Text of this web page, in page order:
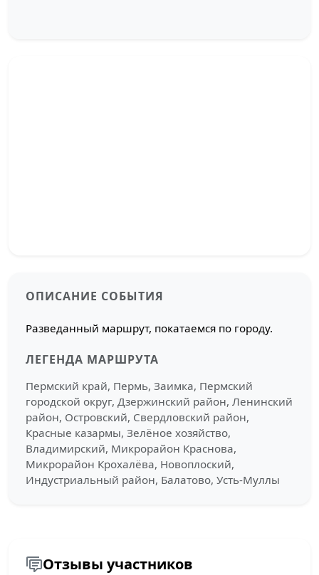
ОПИСАНИЕ СОБЫТИЯ
Разведанный маршрут, покатаемся по городу.
ЛЕГЕНДА МАРШРУТА
Пермский край, Пермь, Заимка, Пермский
городской округ, Дзержинский район, Ленинский
район, Островский, Свердловский район,
Красные казармы, Зелёное хозяйство,
Владимирский, Микрорайон Краснова,
Микрорайон Крохалёва, Новоплоский,
Индустриальный район, Балатово, Усть-Муллы
Отзывы участников